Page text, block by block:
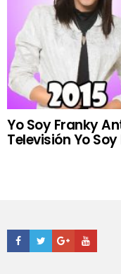
Yo Soy Franky
Televisión Yo
Facebook
TwitterGoogle+Youtube